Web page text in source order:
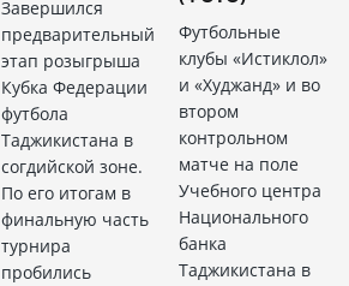
Завершился
предварительный
этап розыгрыша
Кубка Федерации
футбола
Таджикистана в
согдийской зоне.
По его итогам в
финальную часть
турнира
пробились
Футбольные
клубы «Истиклол»
и «Худжанд» и во
втором
контрольном
матче на поле
Учебного центра
Национального
банка
Таджикистана в